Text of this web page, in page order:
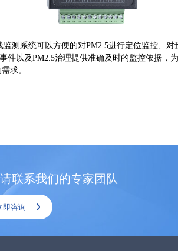
测系统可以方便的对PM2.5进行定位监控、
件以及PM2.5治理提供准确及时的监控依据，
求。
联系我们的专家团队
即咨询